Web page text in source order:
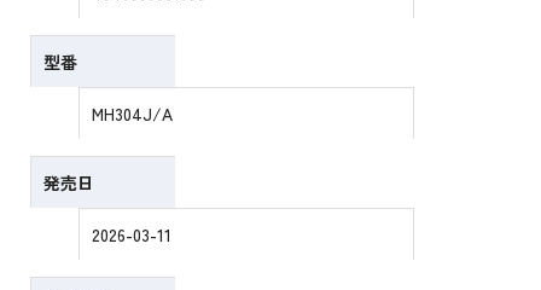
型番
MH304J/A
発売日
2026-03-11